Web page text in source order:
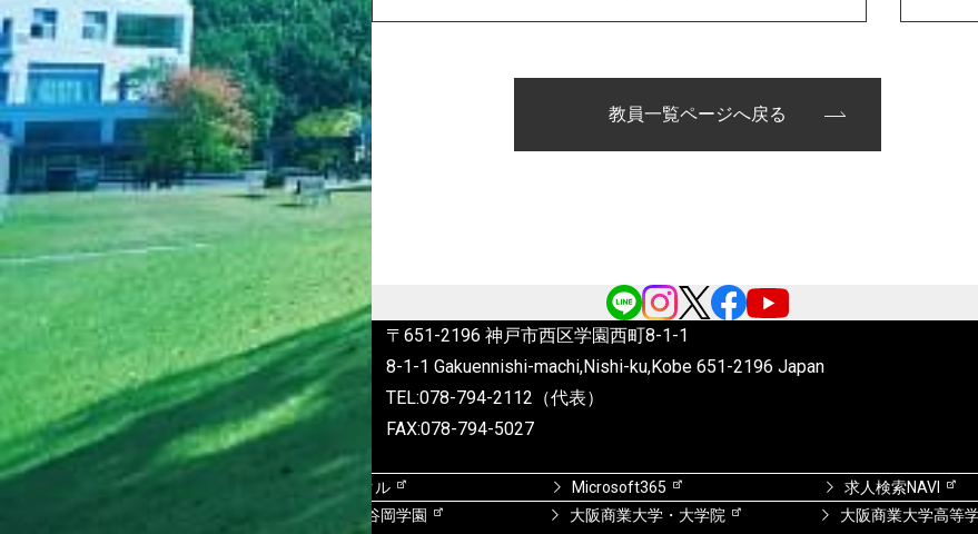
教員一覧ページへ戻る
〒651-2196 神戸市西区学園西町8-1-1
8-1-1 Gakuennishi-machi,Nishi-ku,Kobe 651-2196 Japan
TEL:078-794-2112（代表）
FAX:078-794-5027
KDUポータル Microsoft365 求人検索NAVI
学校法人 谷岡学園 大阪商業大学・大学院 大阪商業大学高等